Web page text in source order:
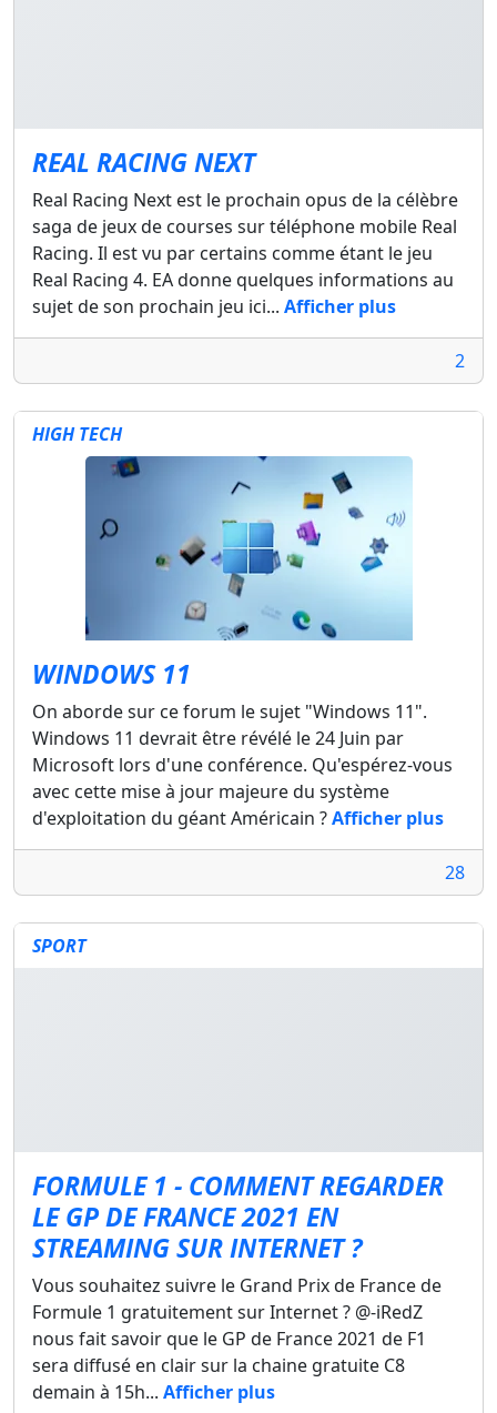
REAL RACING NEXT
Real Racing Next est le prochain opus de la célèbre
saga de jeux de courses sur téléphone mobile Real
Racing. Il est vu par certains comme étant le jeu
Real Racing 4. EA donne quelques informations au
sujet de son prochain jeu ici... Afficher plus
2
HIGH TECH
WINDOWS 11
On aborde sur ce forum le sujet "Windows 11".
Windows 11 devrait être révélé le 24 Juin par
Microsoft lors d'une conférence. Qu'espérez-vous
avec cette mise à jour majeure du système
d'exploitation du géant Américain ?Afficher plus
28
SPORT
FORMULE 1 - COMMENT REGARDER
LE GP DE FRANCE 2021 EN
STREAMING SUR INTERNET ?
Vous souhaitez suivre le Grand Prix de France de
Formule 1 gratuitement sur Internet ? @-iRedZ
nous fait savoir que le GP de France 2021 de F1
sera diffusé en clair sur la chaine gratuite C8
demain à 15h... Afficher plus